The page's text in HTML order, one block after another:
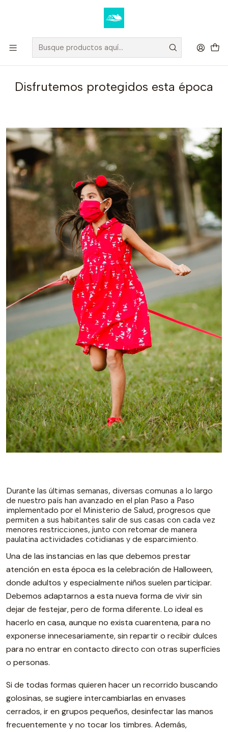
Elige tus productos y recibe tu compra a domicilio u oficina.
Ver condiciones de despacho
Blog Disfrutemos protegidos esta época
Disfrutemos protegidos esta época
Durante las últimas semanas, diversas comunas a lo largo
de nuestro país han avanzado en el plan Paso a Paso
implementado por el Ministerio de Salud, progresos que
permiten a sus habitantes salir de sus casas con cada vez
menores restricciones, junto con retomar de manera
paulatina actividades cotidianas y de esparcimiento.
Una de las instancias en las que debemos prestar
atención en esta época es la celebración de Halloween,
donde adultos y especialmente niños suelen participar.
Debemos adaptarnos a esta nueva forma de vivir sin
dejar de festejar, pero de forma diferente. Lo ideal es
hacerlo en casa, aunque no exista cuarentena, para no
exponerse innecesariamente, sin repartir o recibir dulces
para no entrar en contacto directo con otras superficies
o personas.
Si de todas formas quieren hacer un recorrido buscando
golosinas, se sugiere intercambiarlas en envases
cerrados, ir en grupos pequeños, desinfectar las manos
frecuentemente y no tocar los timbres. Además,